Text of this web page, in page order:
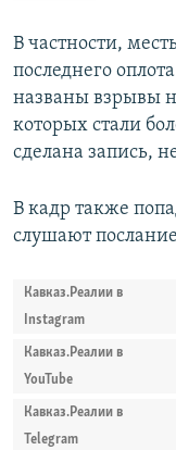
В частности,
последнего
названы взрывы
которых стали
сделана запись,
В кадр также
слушают
Кавказ.Реалии в
Instagram
Кавказ.Реалии в
YouTube
Кавказ.Реалии в
Telegram